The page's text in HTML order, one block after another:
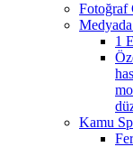
Fotoğraf
1
Kamu